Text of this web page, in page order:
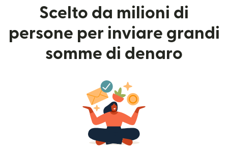
Scelto da milioni di
persone per inviare grandi
somme di denaro